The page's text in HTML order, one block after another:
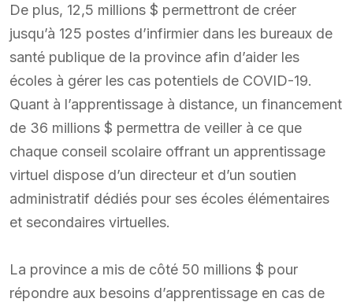
De plus, 12,5 millions $ permettront de créer
jusqu’à 125 postes d’infirmier dans les bureaux de
santé publique de la province afin d’aider les
écoles à gérer les cas potentiels de COVID-19.
Quant à l’apprentissage à distance, un financement
de 36 millions $ permettra de veiller à ce que
chaque conseil scolaire offrant un apprentissage
virtuel dispose d’un directeur et d’un soutien
administratif dédiés pour ses écoles élémentaires
et secondaires virtuelles.
La province a mis de côté 50 millions $ pour
répondre aux besoins d’apprentissage en cas de